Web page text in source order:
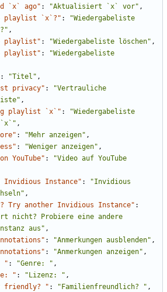
`x` ago" : "Aktualisiert `x` vor" ,
playlist `x`?" :
"Wiedergabeliste
,
playlist" : "Wiedergabeliste löschen" ,
playlist" :
"Wiedergabeliste
: "Titel" ,
privacy" :
"Vertrauliche
,
playlist `x`" :
"Wiedergabeliste
`x`" ,
: "Mehr anzeigen" ,
: "Weniger anzeigen" ,
YouTube" :
"Video auf YouTube
Invidious Instance" :
"Invidious
,
Try another Invidious Instance" :
nicht? Probiere eine andere
aus" ,
: "Anmerkungen ausblenden" ,
: "Anmerkungen anzeigen" ,
" : "Genre: " ,
" : "Lizenz: " ,
friendly? " : "Familienfreundlich? " ,